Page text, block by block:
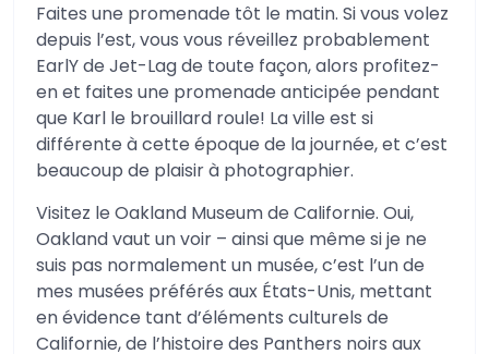
Faites une promenade tôt le matin. Si vous volez
depuis l’est, vous vous réveillez probablement
EarlY de Jet-Lag de toute façon, alors profitez-
en et faites une promenade anticipée pendant
que Karl le brouillard roule! La ville est si
différente à cette époque de la journée, et c’est
beaucoup de plaisir à photographier.
Visitez le Oakland Museum de Californie. Oui,
Oakland vaut un voir – ainsi que même si je ne
suis pas normalement un musée, c’est l’un de
mes musées préférés aux États-Unis, mettant
en évidence tant d’éléments culturels de
Californie, de l’histoire des Panthers noirs aux